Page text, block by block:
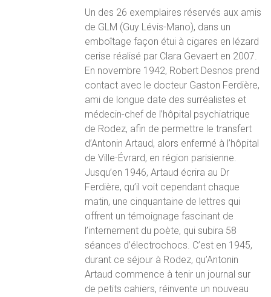
Un des 26 exemplaires réservés aux amis
de GLM (Guy Lévis-Mano), dans un
emboîtage façon étui à cigares en lézard
cerise réalisé par Clara Gevaert en 2007.
En novembre 1942, Robert Desnos prend
contact avec le docteur Gaston Ferdière,
ami de longue date des surréalistes et
médecin-chef de l’hôpital psychiatrique
de Rodez, afin de permettre le transfert
d’Antonin Artaud, alors enfermé à l’hôpital
de Ville-Évrard, en région parisienne.
Jusqu’en 1946, Artaud écrira au Dr
Ferdière, qu’il voit cependant chaque
matin, une cinquantaine de lettres qui
offrent un témoignage fascinant de
l’internement du poète, qui subira 58
séances d’électrochocs. C’est en 1945,
durant ce séjour à Rodez, qu’Antonin
Artaud commence à tenir un journal sur
de petits cahiers, réinvente un nouveau